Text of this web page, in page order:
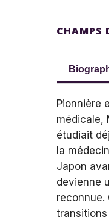
CHAMPS
Pionnière
médicale,
étudiait
la
Japon
devienne
reconnue.